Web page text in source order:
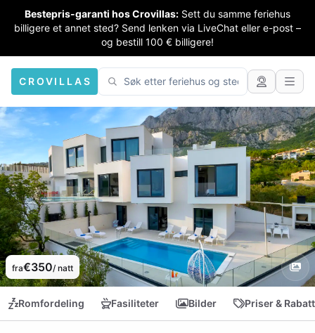
Bestepris-garanti hos Crovillas: Sett du samme feriehus
billigere et annet sted? Send lenken via LiveChat eller e-post –
og bestill 100 € billigere!
CROVILLAS
fra€350/ natt
Romfordeling Fasiliteter Bilder Priser &